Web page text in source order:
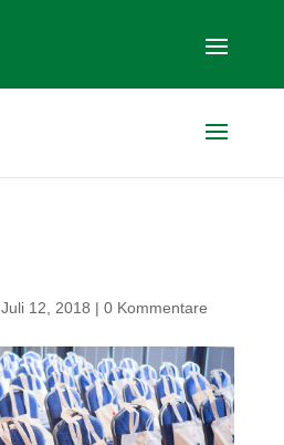
Juli 12, 2018 | 0 Kommentare